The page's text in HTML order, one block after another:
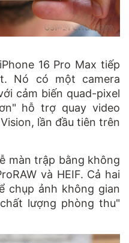
16 Pro Max tiếp
Nó có một camera
cảm biến quad-pixel
hỗ trợ quay video
lần đầu tiên trên
màn trập bằng không
và HEIF. Cả hai
chụp ảnh không gian
lượng phòng thu"